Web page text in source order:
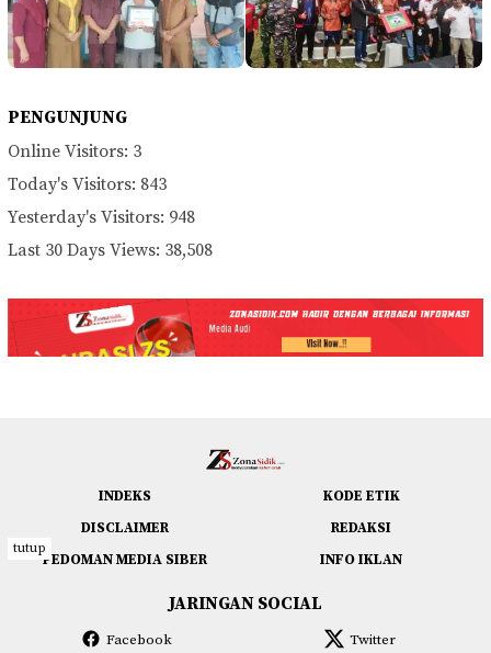
PENGUNJUNG
Online Visitors: 3
Today's Visitors: 843
Yesterday's Visitors: 948
Last 30 Days Views: 38,508
INDEKS
KODE ETIK
DISCLAIMER
REDAKSI
PEDOMAN MEDIA SIBER
INFO IKLAN
JARINGAN SOCIAL
Facebook Twitter
tutup